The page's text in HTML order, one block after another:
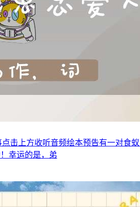
击上方收听音频绘本预告有一对食
幸运的是，弟